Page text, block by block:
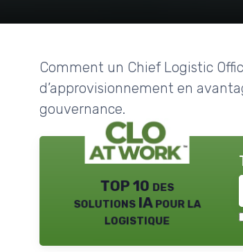
Comment un Chief Logistic
d’approvisionnement en
gouvernance.
TOP 10 des
solutions IA pour la
logistique